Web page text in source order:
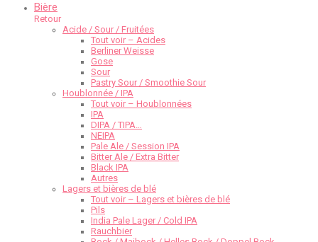
Bière
Retour
Acide / Sour / Fruitées
Tout voir – Acides
Berliner Weisse
Gose
Sour
Pastry Sour / Smoothie Sour
Houblonnée / IPA
Tout voir – Houblonnées
IPA
DIPA / TIPA…
NEIPA
Pale Ale / Session IPA
Bitter Ale / Extra Bitter
Black IPA
Autres
Lagers et bières de blé
Tout voir – Lagers et bières de blé
Pils
India Pale Lager / Cold IPA
Rauchbier